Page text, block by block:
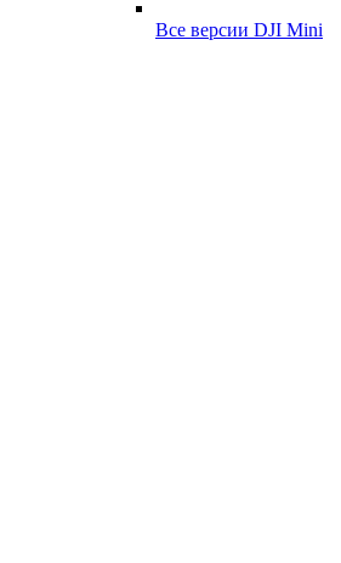
Все версии DJI Mini